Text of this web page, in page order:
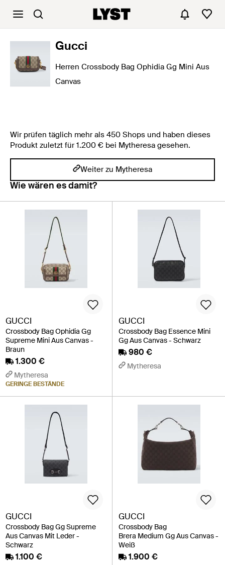
Gucci
Herren Crossbody Bag Ophidia Gg Mini Aus
Canvas
Wir prüfen täglich mehr als 450 Shops und haben dieses
Produkt zuletzt für 1.200 € bei Mytheresa gesehen.
Weiter zu Mytheresa
Wie wären es damit?
GUCCI
Crossbody Bag Ophidia Gg
Supreme Mini Aus Canvas -
Braun
1.300 €
Mytheresa
GERINGE BESTÄNDE
GUCCI
Crossbody Bag Essence Mini
Gg Aus Canvas - Schwarz
980 €
Mytheresa
GUCCI
Crossbody Bag Gg Supreme
Aus Canvas Mit Leder -
Schwarz
1.100 €
GUCCI
Crossbody Bag
Brera Medium Gg Aus Canvas -
Weiß
1.900 €